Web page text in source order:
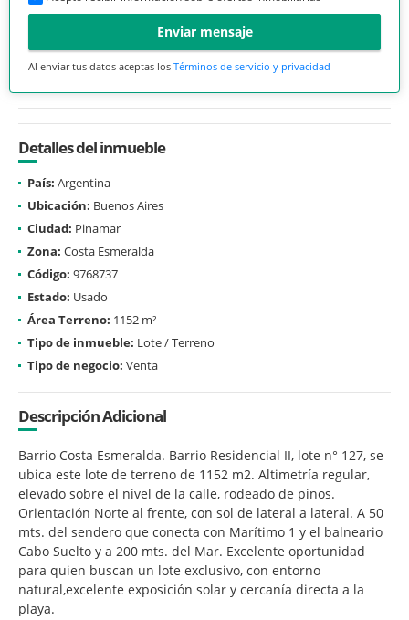
Enviar mensaje
Al enviar tus datos aceptas los Términos de servicio y privacidad
Detalles del inmueble
País: Argentina
Ubicación: Buenos Aires
Ciudad: Pinamar
Zona: Costa Esmeralda
Código: 9768737
Estado: Usado
Área Terreno: 1152 m²
Tipo de inmueble: Lote / Terreno
Tipo de negocio: Venta
Descripción Adicional
Barrio Costa Esmeralda. Barrio Residencial II, lote n° 127, se
ubica este lote de terreno de 1152 m2. Altimetría regular,
elevado sobre el nivel de la calle, rodeado de pinos.
Orientación Norte al frente, con sol de lateral a lateral. A 50
mts. del sendero que conecta con Marítimo 1 y el balneario
Cabo Suelto y a 200 mts. del Mar. Excelente oportunidad
para quien buscan un lote exclusivo, con entorno
natural,excelente exposición solar y cercanía directa a la
playa.